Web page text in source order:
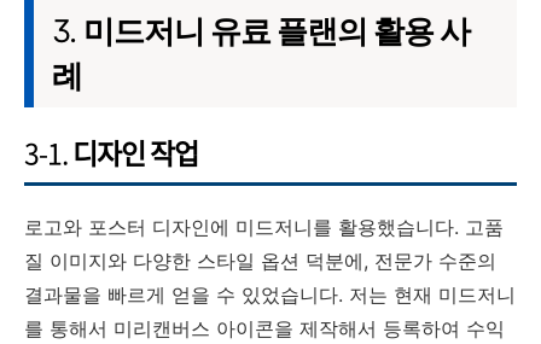
3. 미드저니 유료 플랜의 활용 사
례
3-1.디자인 작업
로고와 포스터 디자인에 미드저니를 활용했습니다. 고품
질 이미지와 다양한 스타일 옵션 덕분에, 전문가 수준의
결과물을 빠르게 얻을 수 있었습니다. 저는 현재 미드저니
를 통해서 미리캔버스 아이콘을 제작해서 등록하여 수익